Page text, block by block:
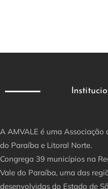
A AMVALE é uma Associação
do Paraíba e Litoral Norte.
Congrega 39 municípios na
Vale do Paraíba, uma das
desenvolvidas do Estado de